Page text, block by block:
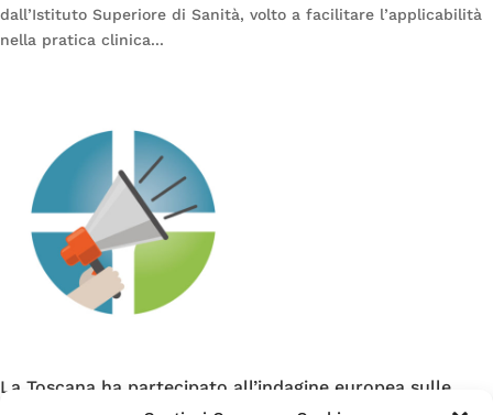
dall’Istituto Superiore di Sanità, volto a facilitare l’applicabilità
nella pratica clinica...
La Toscana ha partecipato all’indagine europea sulle